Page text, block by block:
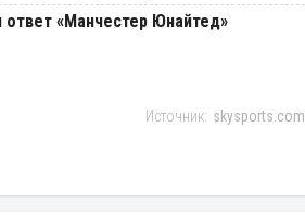
«Манчестер Юнайтед»
skysports.com